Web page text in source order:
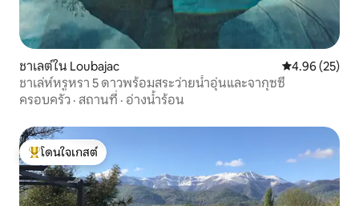
ชาเลต์ใน Loubajac คะแนนเฉลี่ย
4.96 (25)
ชาเล่ห์หรูหรา 5 ดาวพร้อมสระว่ายน้ำอุ่นและจากุซซี่
ครอบครัว · สถานที่ · อ่างน้ำร้อน
โดนใจเกสต์ที่สุด
โดนใจเกสต์